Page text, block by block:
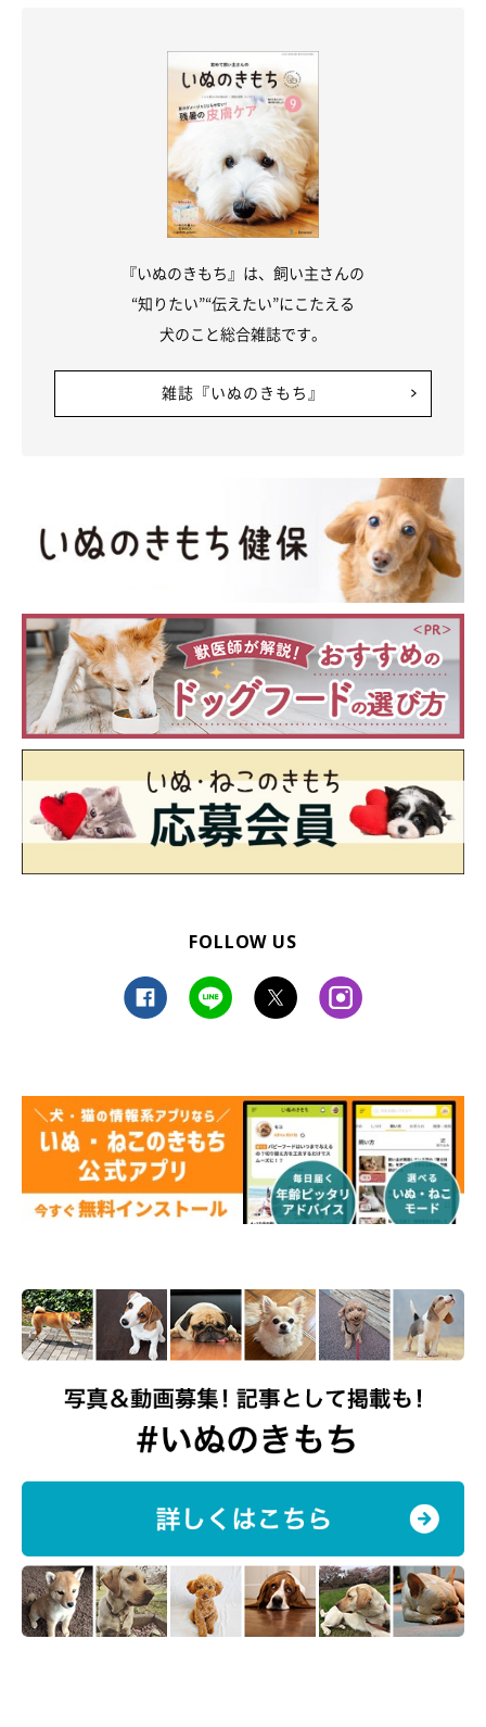
『いぬのきもち』は、飼い主さんの
“知りたい”“伝えたい”にこたえる
犬のこと総合雑誌です。
雑誌『いぬのきもち』
FOLLOW US